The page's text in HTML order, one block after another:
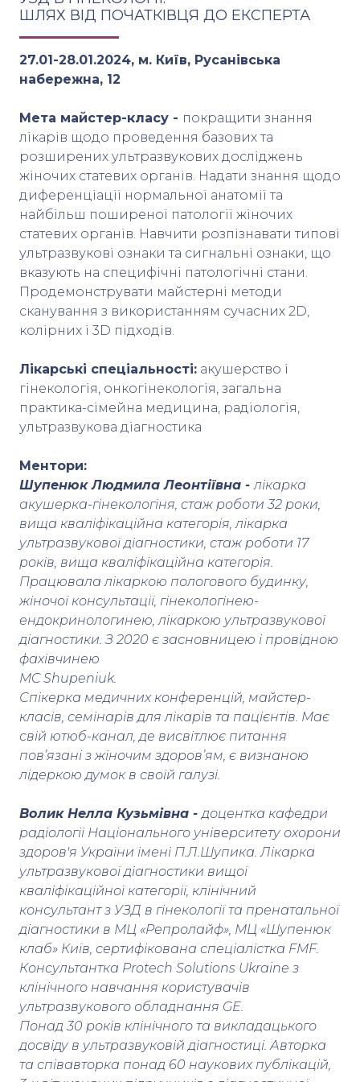
ШЛЯХ ВІД ПОЧАТКІВЦЯ ДО ЕКСПЕРТА
27.01-28.01.2024, м. Київ, Русанівська
набережна, 12
Мета майстер-класу - покращити знання
лікарів щодо проведення базових та
розширених ультразвукових досліджень
жіночих статевих органів. Надати знання щодо
диференціації нормальної анатомії та
найбільш поширеної патології жіночих
статевих органів. Навчити розпізнавати типові
ультразвукові ознаки та сигнальні ознаки, що
вказують на специфічні патологічні стани.
Продемонструвати майстерні методи
сканування з використанням сучасних 2D,
колірних і 3D підходів.
Лікарські спеціальності: акушерство і
гінекологія, онкогінекологія, загальна
практика-сімейна медицина, радіологія,
ультразвукова діагностика
Ментори:
Шупенюк Людмила Леонтіївна -лікарка
акушерка-гінекологіня, стаж роботи 32 роки,
вища кваліфікаційна категорія, лікарка
ультразвукової діагностики, стаж роботи 17
років, вища кваліфікаційна категорія.
Працювала лікаркою пологового будинку,
жіночої консультації, гінекологінею-
ендокринологинею, лікаркою ультразвукової
діагностики. З 2020 є засновницею і провідною
фахівчинею
MC Shupeniuk.
Спікерка медичних конференцій, майстер-
класів, семінарів для лікарів та пацієнтів. Має
свій ютюб-канал, де висвітлює питання
повʼязані з жіночим здоровʼям, є визнаною
лідеркою думок в своїй галузі.
Волик Нелла Кузьмівна -доцентка кафедри
радіології Національного університету охорони
здоров'я України імені П.Л.Шупика. Лікарка
ультразвукової діагностики вищої
кваліфікаційної категорії, клінічний
консультант з УЗД в гінекології та пренатальної
діагностики в МЦ «Репролайф», МЦ «Шупенюк
клаб» Київ, сертифікована спеціалістка FMF.
Консультантка Protech Solutions Ukraine з
клінічного навчання користувачів
ультразвукового обладнання GE.
Понад 30 років клінічного та викладацького
досвіду в ультразвуковій діагностиці. Авторка
та співавторка понад 60 наукових публікацій,